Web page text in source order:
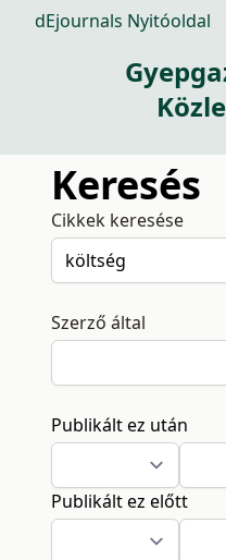
dEjournals Nyitóoldal
Keresés
Cikkek keresése
Szerző által
Publikált ez után
Publikált ez előtt